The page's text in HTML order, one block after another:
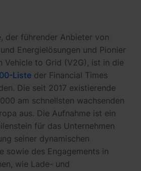
der führender Anbieter von
Energielösungen und Pionier
Vehicle to Grid (V2G), ist in die
Liste der Financial Times
Die seit 2017 existierende
am schnellsten wachsenden
aus. Die Aufnahme ist ein
für das Unternehmen
seiner dynamischen
sowie des Engagements in
wie Lade- und